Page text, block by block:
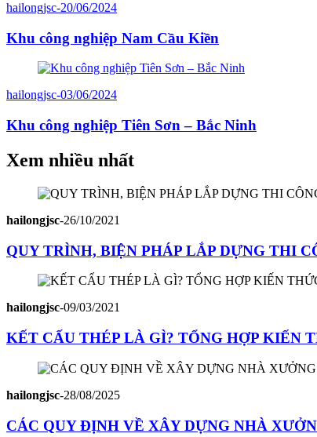
hailongjsc-20/06/2024
Khu công nghiệp Nam Cầu Kiền
hailongjsc-03/06/2024
Khu công nghiệp Tiên Sơn – Bắc Ninh
Xem nhiều nhất
hailongjsc-26/10/2021
QUY TRÌNH, BIỆN PHÁP LẮP DỰNG THI
hailongjsc-09/03/2021
KẾT CẤU THÉP LÀ GÌ? TỔNG HỢP KIẾN
hailongjsc-28/08/2025
CÁC QUY ĐỊNH VỀ XÂY DỰNG NHÀ